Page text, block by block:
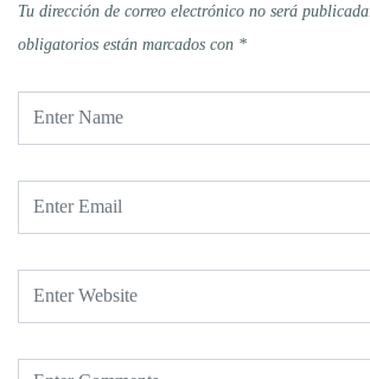
Tu dirección de correo electrónico no será publicada.
obligatorios están marcados con *